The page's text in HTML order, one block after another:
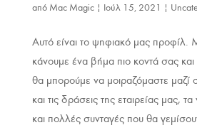
από Mac Magic| Ιούλ 15, 2021 |
Αυτό είναι το ψηφιακό μας
κάνουμε ένα βήμα πιο κοντά σας
θα μπορούμε να μοιραζόμαστε μαζί
και τις δράσεις της εταιρείας μας,
και πολλές συνταγές που θα